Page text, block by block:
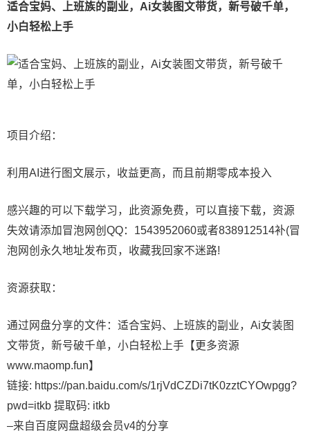
适合宝妈、上班族的副业，Ai女装图文带货，新号破千单，
小白轻松上手
项目介绍：
利用AI进行图文展示，收益更高，而且前期零成本投入
感兴趣的可以下载学习，此资源免费，可以直接下载，资源
失效请添加冒泡网创QQ：1543952060或者838912514补(冒
泡网创永久地址发布页，收藏我回家不迷路!
资源获取：
通过网盘分享的文件：适合宝妈、上班族的副业，Ai女装图
文带货，新号破千单，小白轻松上手【更多资源
www.maomp.fun】
链接: https://pan.baidu.com/s/1rjVdCZDi7tK0zztCYOwpgg?
pwd=itkb 提取码: itkb
–来自百度网盘超级会员v4的分享